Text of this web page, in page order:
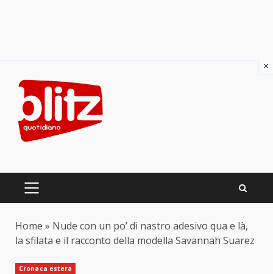
content
PRIMARY
Home » Nude con un po’ di nastro adesivo qua e là,
la sfilata e il racconto della modella Savannah Suarez
Cronaca estera
×